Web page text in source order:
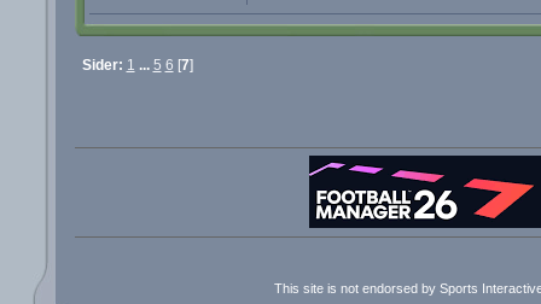
Sider: 1 ... 5 6 [7]
This site is not endorsed by Sports